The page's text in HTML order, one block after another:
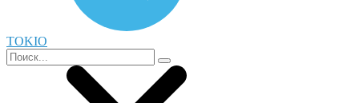
TOKIO